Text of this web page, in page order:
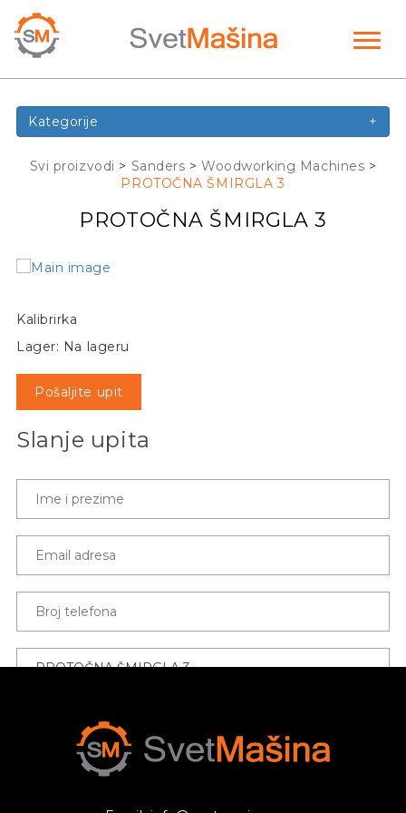
Kategorije +
Svi proizvodi > Sanders >Woodworking Machines >
PROTOČNA ŠMIRGLA 3
PROTOČNA ŠMIRGLA 3
Kalibrirka
Lager: Na lageru
Pošaljite upit
Slanje upita